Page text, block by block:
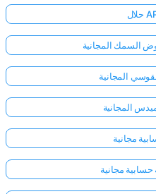
السمك المجانية
المجانية
المجانية
مجانية
حسابية مجانية